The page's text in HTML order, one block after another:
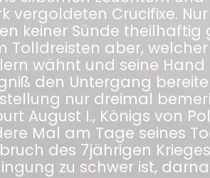
vergoldeten Crucifixe.
keiner Sünde
Tolldreisten aber,
wähnt und seine
den Untergang
nur dreimal
August I., Königs von
Mal am Tage seines
des 7jährigen
zu schwer ist,